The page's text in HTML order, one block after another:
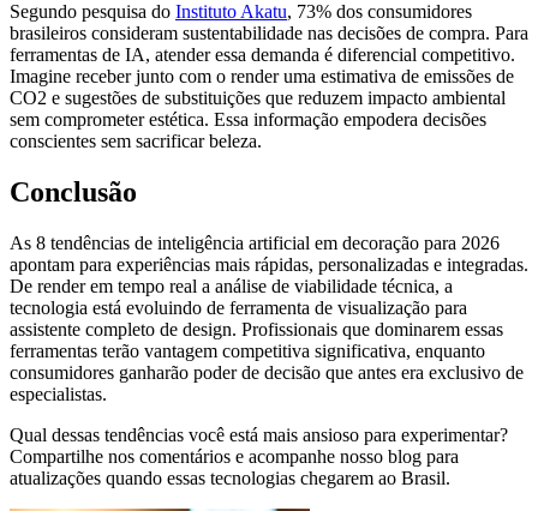
Segundo pesquisa do Instituto Akatu, 73% dos consumidores
brasileiros consideram sustentabilidade nas decisões de compra. Para
ferramentas de IA, atender essa demanda é diferencial competitivo.
Imagine receber junto com o render uma estimativa de emissões de
CO2 e sugestões de substituições que reduzem impacto ambiental
sem comprometer estética. Essa informação empodera decisões
conscientes sem sacrificar beleza.
Conclusão
As 8 tendências de inteligência artificial em decoração para 2026
apontam para experiências mais rápidas, personalizadas e integradas.
De render em tempo real a análise de viabilidade técnica, a
tecnologia está evoluindo de ferramenta de visualização para
assistente completo de design. Profissionais que dominarem essas
ferramentas terão vantagem competitiva significativa, enquanto
consumidores ganharão poder de decisão que antes era exclusivo de
especialistas.
Qual dessas tendências você está mais ansioso para experimentar?
Compartilhe nos comentários e acompanhe nosso blog para
atualizações quando essas tecnologias chegarem ao Brasil.